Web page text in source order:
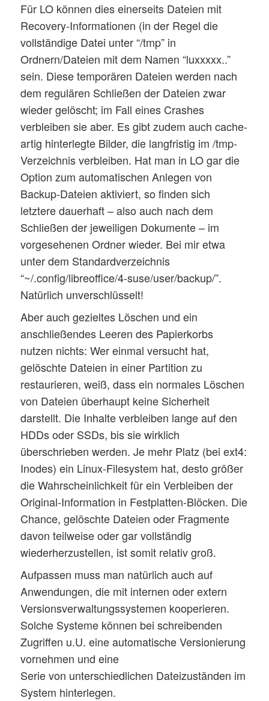
Für LO können dies einerseits Dateien mit
Recovery-Informationen (in der Regel die
vollständige Datei unter “/tmp” in
Ordnern/Dateien mit dem Namen “luxxxxx..”
sein. Diese temporären Dateien werden nach
dem regulären Schließen der Dateien zwar
wieder gelöscht; im Fall eines Crashes
verbleiben sie aber. Es gibt zudem auch cache-
artig hinterlegte Bilder, die langfristig im /tmp-
Verzeichnis verbleiben. Hat man in LO gar die
Option zum automatischen Anlegen von
Backup-Dateien aktiviert, so finden sich
letztere dauerhaft – also auch nach dem
Schließen der jeweiligen Dokumente – im
vorgesehenen Ordner wieder. Bei mir etwa
unter dem Standardverzeichnis
“~/.config/libreoffice/4-suse/user/backup/”.
Natürlich unverschlüsselt!
Aber auch gezieltes Löschen und ein
anschließendes Leeren des Papierkorbs
nutzen nichts: Wer einmal versucht hat,
gelöschte Dateien in einer Partition zu
restaurieren, weiß, dass ein normales Löschen
von Dateien überhaupt keine Sicherheit
darstellt. Die Inhalte verbleiben lange auf den
HDDs oder SSDs, bis sie wirklich
überschrieben werden. Je mehr Platz (bei ext4:
Inodes) ein Linux-Filesystem hat, desto größer
die Wahrscheinlichkeit für ein Verbleiben der
Original-Information in Festplatten-Blöcken. Die
Chance, gelöschte Dateien oder Fragmente
davon teilweise oder gar vollständig
wiederherzustellen, ist somit relativ groß.
Aufpassen muss man natürlich auch auf
Anwendungen, die mit internen oder extern
Versionsverwaltungssystemen kooperieren.
Solche Systeme können bei schreibenden
Zugriffen u.U. eine automatische Versionierung
vornehmen und eine
Serie von unterschiedlichen Dateizuständen im
System hinterlegen.